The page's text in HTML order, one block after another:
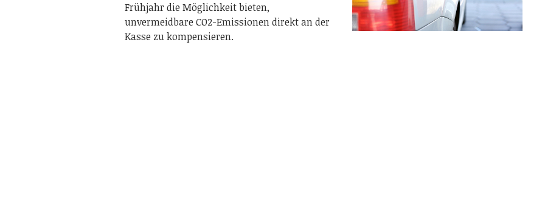
Frühjahr die Möglichkeit bieten,
unvermeidbare CO2-Emissionen direkt an der
Kasse zu kompensieren.